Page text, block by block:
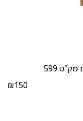
599
₪150